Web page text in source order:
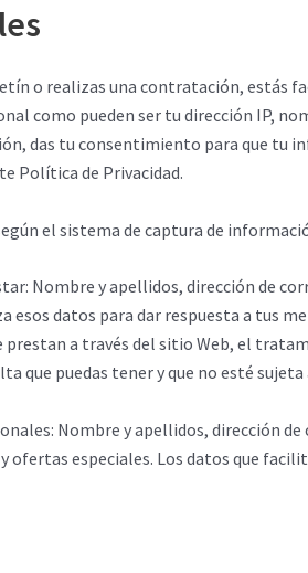
o realizas una contratación, estás
como pueden ser tu dirección IP,
das tu consentimiento para que tu
Política de Privacidad.
el sistema de captura de
Nombre y apellidos, dirección de
datos para dar respuesta a tus
a través del sitio Web, el
puedas tener y que no esté
Nombre y apellidos, dirección
especiales. Los datos que